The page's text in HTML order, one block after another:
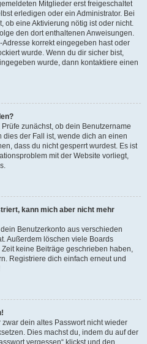
Mitglieder erst freigeschaltet
erledigen oder ein Administrator. Bei
ob eine Aktivierung nötig ist oder nicht.
den dort enthaltenen Anweisungen.
korrekt eingegeben hast oder
wurde. Wenn du dir sicher bist,
wurde, dann kontaktiere einen
zunächst, ob dein Benutzername
der Fall ist, wende dich an einen
dass du nicht gesperrt wurdest. Es ist
mit der Website vorliegt,
kann mich aber nicht mehr
Benutzerkonto aus verschieden
Außerdem löschen viele Boards
keine Beiträge geschrieben haben,
Registriere dich einfach erneut und
dein altes Passwort nicht wieder
Dies machst du, indem du auf der
vergessen“ klickst und den